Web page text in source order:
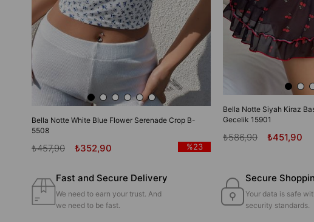
Bella Notte White Blue Flower Serenade Crop B-
5508
₺352,90
₺457,90 %23
Bella Notte Siyah Kiraz
Gecelik 15901
₺451,90
₺586,90
Fast and Secure Delivery
We need to earn your trust. And
we need to be fast.
Secure
Your data is safe
security standards.